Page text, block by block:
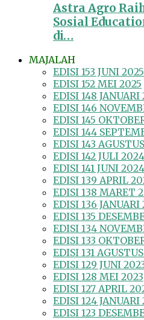
Astra Agro
Sosial
di…
MAJALAH
EDISI 153 JUNI 2025
EDISI 152 MEI 2025
EDISI 148 JANUARI
EDISI 146
EDISI 145
EDISI 144
EDISI 143
EDISI 142 JULI 2024
EDISI 141 JUNI 2024
EDISI 139 APRIL
EDISI 138 MARET
EDISI 136 JANUARI
EDISI 135
EDISI 134
EDISI 133
EDISI 131
EDISI 129 JUNI
EDISI 128 MEI 2023
EDISI 127 APRIL
EDISI 124 JANUARI
EDISI 123